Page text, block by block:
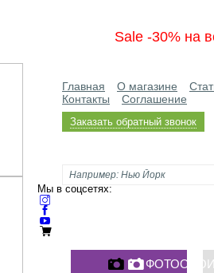
Sale -30% на
Главная О магазине
Контакты
Соглашение
Заказать обратный звонок
Мы в соцсетях: